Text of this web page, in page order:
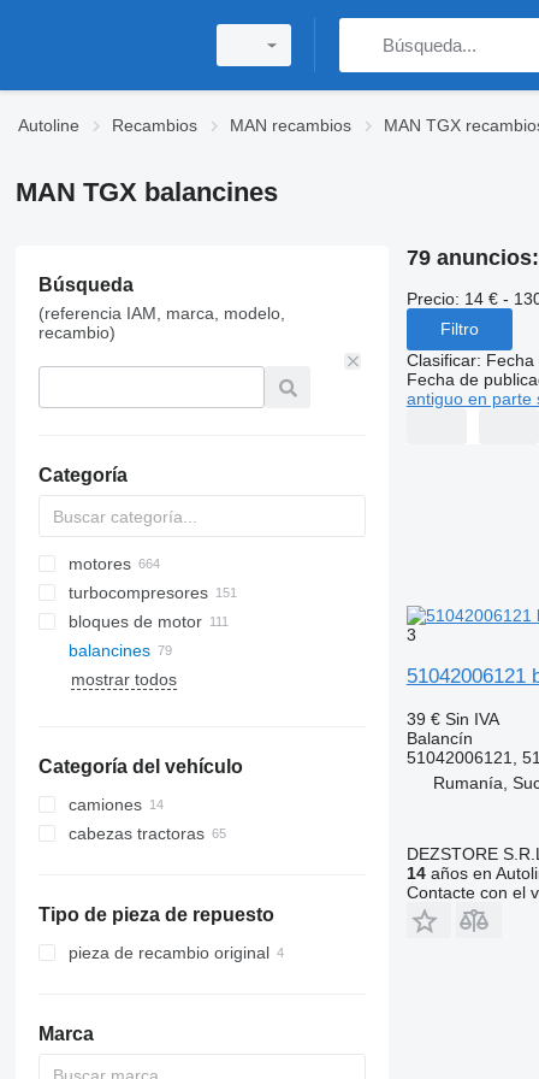
Autoline Recambios MAN recambios MAN TGX
MAN TGX balancines
Búsqueda
(referencia IAM, marca, modelo,
recambio)
Categoría
motores
turbocompresores
bloques de motor
balancines
mostrar todos
Categoría del vehículo
camiones
cabezas tractoras
Tipo de pieza de repuesto
pieza de recambio original
Marca
79 anuncios:
Precio: 14 € -
Filtro
Clasificar: Fecha
Fecha de
antiguo en parte
3
51042006121
39 € Sin IVA
Balancín
51042006121,
Rumanía,
DEZSTORE S.R.L.
14años en
Contacte con el